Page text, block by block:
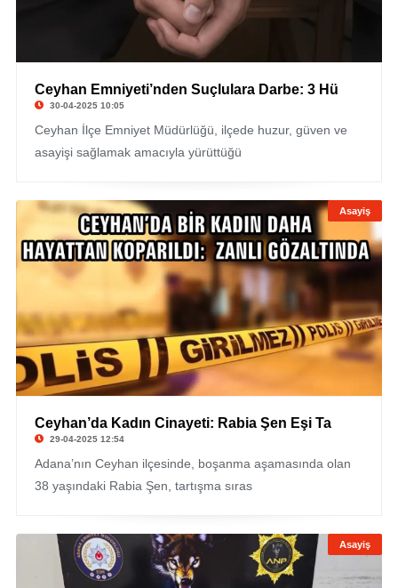
Ceyhan Emniyeti’nden Suçlulara Darbe: 3 Hü
30-04-2025 10:05
Ceyhan İlçe Emniyet Müdürlüğü, ilçede huzur, güven ve
asayişi sağlamak amacıyla yürüttüğü
Asayiş
Ceyhan’da Kadın Cinayeti: Rabia Şen Eşi Ta
29-04-2025 12:54
Adana’nın Ceyhan ilçesinde, boşanma aşamasında olan
38 yaşındaki Rabia Şen, tartışma sıras
Asayiş